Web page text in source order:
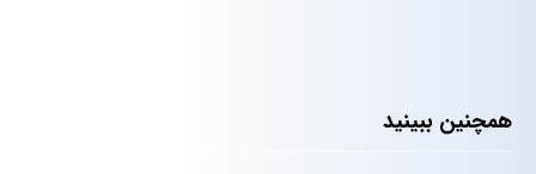
همچنین ببینید